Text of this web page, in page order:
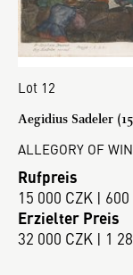
Lot 12
Aegidius Sadeler
ALLEGORY OF
Rufpreis
15 000 CZK | 600
Erzielter Preis
32 000 CZK | 1